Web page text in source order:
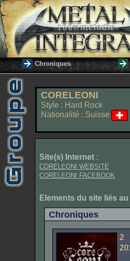
Chroniques
CORELEONI
Style : Hard Rock
Nationalité : Suisse
Site(s) Internet :
CORELEONI WEBSITE
CORELEONI FACEBOOK
Elements du site liés
Chroniques
2